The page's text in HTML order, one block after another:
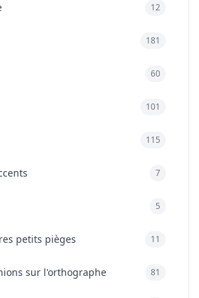
12
181
60
101
115
7
5
petits pièges 11
sur l'orthographe 81